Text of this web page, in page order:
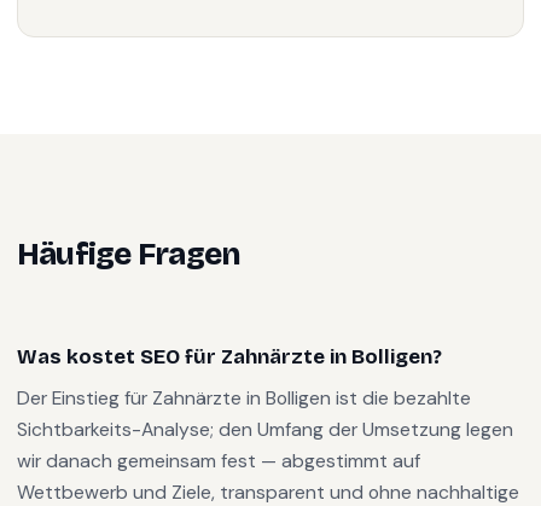
Häufige Fragen
Was kostet SEO für Zahnärzte in Bolligen?
Der Einstieg für Zahnärzte in Bolligen ist die bezahlte
Sichtbarkeits-Analyse; den Umfang der Umsetzung legen
wir danach gemeinsam fest — abgestimmt auf
Wettbewerb und Ziele, transparent und ohne nachhaltige